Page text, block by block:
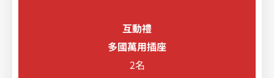
互動禮
多國萬用插座
2名